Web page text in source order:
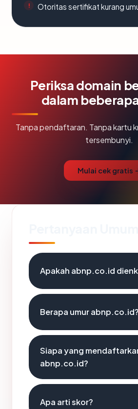
Otoritas sertifikat kurang
Periksa domain
dalam
Tanpa pendaftaran. Tanpa kartu
tersembunyi.
Mulai cek gratis
Apakah abnp.co.id
Berapa umur abnp.co.id?
Siapa yang
abnp.co.id?
Apa arti skor?